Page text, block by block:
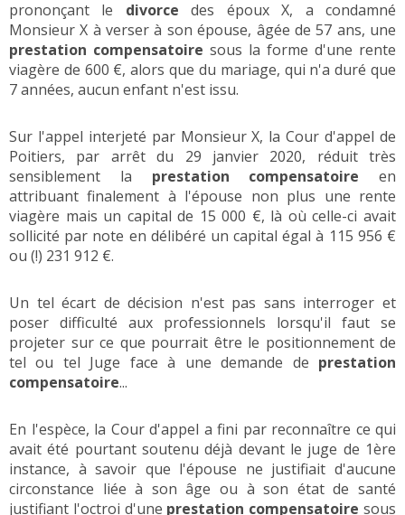
prononçant le divorce des époux X, a condamné
Monsieur X à verser à son épouse, âgée de 57 ans, une
prestation compensatoire sous la forme d'une rente
viagère de 600 €, alors que du mariage, qui n'a duré que
7 années, aucun enfant n'est issu.
Sur l'appel interjeté par Monsieur X, la Cour d'appel de
Poitiers, par arrêt du 29 janvier 2020, réduit très
sensiblement la prestation compensatoire en
attribuant finalement à l'épouse non plus une rente
viagère mais un capital de 15 000 €, là où celle-ci avait
sollicité par note en délibéré un capital égal à 115 956 €
ou (!) 231 912 €.
Un tel écart de décision n'est pas sans interroger et
poser difficulté aux professionnels lorsqu'il faut se
projeter sur ce que pourrait être le positionnement de
tel ou tel Juge face à une demande de prestation
compensatoire...
En l'espèce, la Cour d'appel a fini par reconnaître ce qui
avait été pourtant soutenu déjà devant le juge de 1ère
instance, à savoir que l'épouse ne justifiait d'aucune
circonstance liée à son âge ou à son état de santé
justifiant l'octroi d'une prestation compensatoire sous